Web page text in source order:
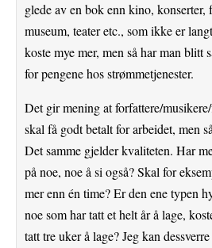
glede av en bok enn kino, konserter,
museum, teater etc., som ikke er
koste mye mer, men så har man blitt
for pengene hos strømmetjenester.
Det gir mening at forfattere/
skal få godt betalt for arbeidet, men
Det samme gjelder kvaliteten. Har
på noe, noe å si også? Skal for
mer enn én time? Er den ene typen
noe som har tatt et helt år å lage,
tatt tre uker å lage? Jeg kan